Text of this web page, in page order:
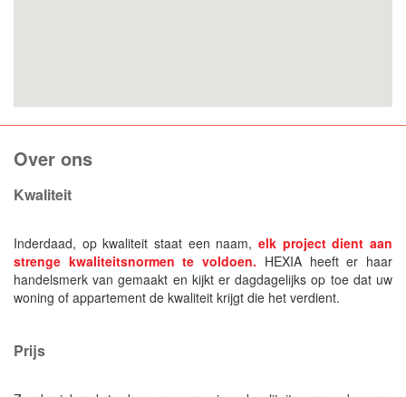
Over ons
Kwaliteit
Inderdaad, op kwaliteit staat een naam, elk project dient aan
strenge kwaliteitsnormen te voldoen. HEXIA heeft er haar
handelsmerk van gemaakt en kijkt er dagdagelijks op toe dat uw
woning of appartement de kwaliteit krijgt die het verdient.
Prijs